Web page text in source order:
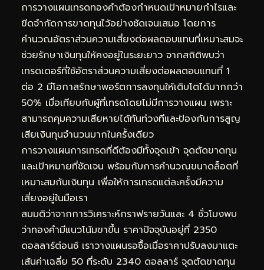
การวางแผนเทรดทองคำต้องกำหนดเป้าหมายกำไรและ
ขีดจำกัดการขาดทุนไว้อย่างชัดเจนเสมอ โดยการ
คำนวณอัตราส่วนความเสี่ยงต่อผลตอบแทนที่เหมาะสมจะ
ช่วยรักษาเงินทุนให้คงอยู่ในระยะยาว จากสถิติพบว่า
เทรดเดอร์ที่ใช้อัตราส่วนความเสี่ยงต่อผลตอบแทนที่ 1
ต่อ 2 มีโอกาสรักษาพอร์ตการลงทุนให้เติบโตได้มากกว่า
50% เมื่อเทียบกับผู้ที่เทรดโดยไม่มีการวางแผน เพราะ
สามารถคุมความเสียหายได้ทันท่วงทีและป้องกันการสูญ
เสียเงินทุนจำนวนมากในครั้งเดียว
การวางแผนการเทรดที่ดีต้องมีทั้งจุดเข้า จุดตัดขาดทุน
และเป้าหมายที่ชัดเจน พร้อมกับการคำนวณขนาดล็อตที่
เหมาะสมกับเงินทุน เพื่อให้การเทรดแต่ละครั้งมีความ
เสี่ยงอยู่ในมือเรา
สมมติว่าจากการวิเคราะห์กราฟรายวันและ 4 ชั่วโมงพบ
ว่าทองคำมีแนวโน้มขาขึ้น ราคาปัจจุบันอยู่ที่ 2350
ดอลลาร์ต่อนซ์ เราวางแผนรอซื้อเมื่อราคาปรับลงมาแตะ
เส้นค่าเฉลี่ย 50 ที่ระดับ 2340 ดอลลาร์ จุดตัดขาดทุน